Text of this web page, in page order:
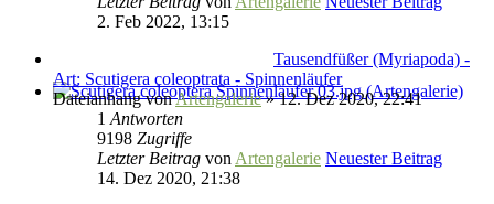
2. Feb 2022, 13:15
Tausendfüßer (Myriapoda) -
Art: Scutigera coleoptrata - Spinnenläufer
DateianhangvonArtengalerie» 12. Dez 2020, 22:41
1 Antworten
9198 Zugriffe
Letzter Beitrag von Artengalerie Neuester Beitrag
14. Dez 2020, 21:38